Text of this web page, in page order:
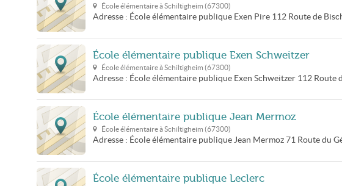
École élémentaire àSchiltigheim (67300)
Adresse : École élémentaire publique Exen Pire 112 Route de
École élémentaire publique Exen Schweitzer
École élémentaire àSchiltigheim (67300)
Adresse : École élémentaire publique Exen Schweitzer 112 Route
École élémentaire publique Jean Mermoz
École élémentaire àSchiltigheim (67300)
Adresse : École élémentaire publique Jean Mermoz 71 Route du
École élémentaire publique Leclerc